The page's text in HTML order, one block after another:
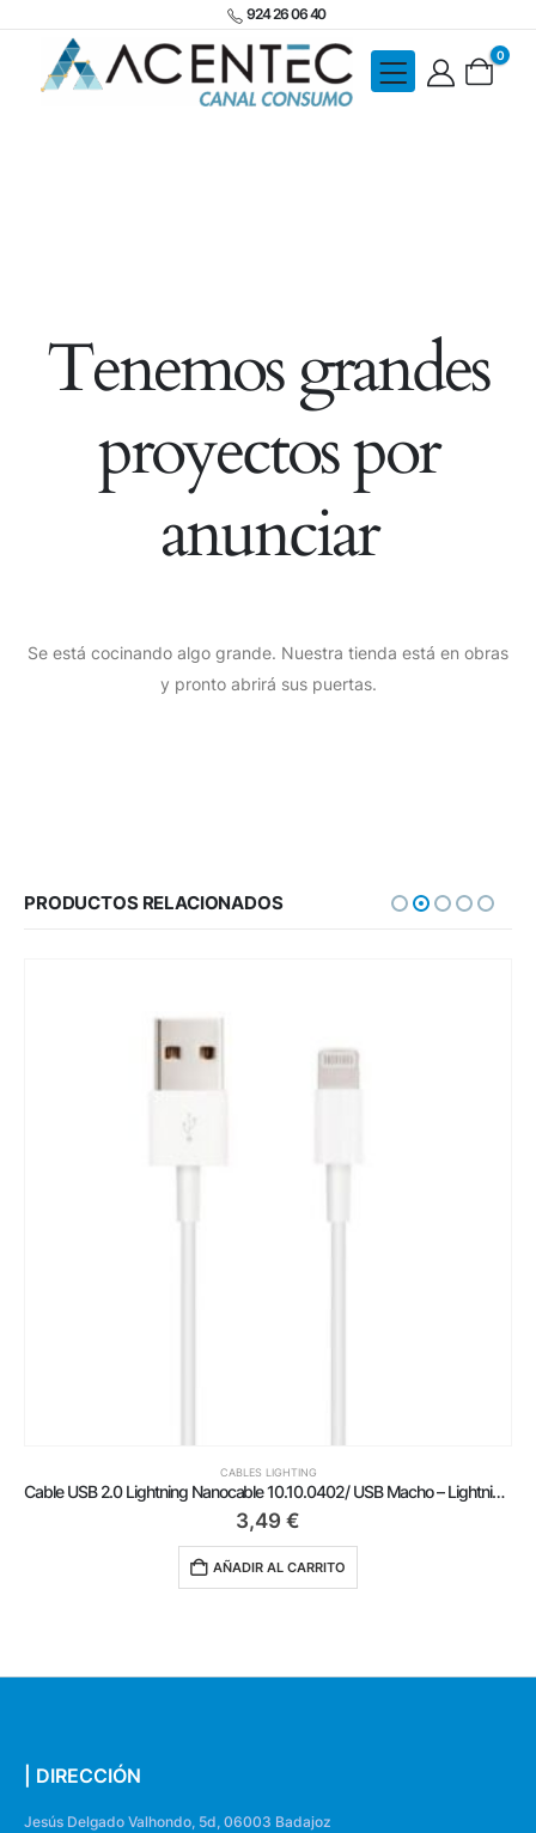
924 26 06 40
0
Tenemos grandes
proyectos por
anunciar
Se está cocinando algo grande. Nuestra tienda está en obras
y pronto abrirá sus puertas.
PRODUCTOS RELACIONADOS
CABLES LIGHTING
Cable USB 2.0 Lightning Nanocable 10.10.0402/ USB Macho – Lightning Macho/ 2m/ Blanco
3,49 €
AÑADIR AL CARRITO
| DIRECCIÓN
Jesús Delgado Valhondo, 5d, 06003 Badajoz